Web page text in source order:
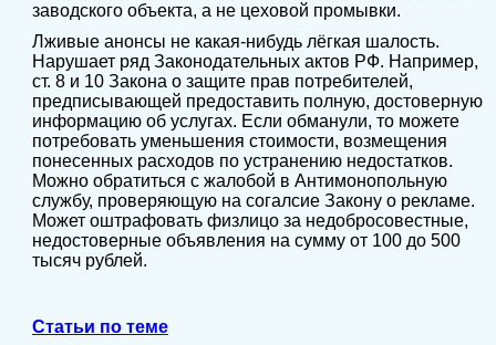
заводского объекта, а не цеховой промывки.
Лживые анонсы не какая-нибудь лёгкая шалость.
Нарушает ряд Законодательных актов РФ. Например,
ст. 8 и 10 Закона о защите прав потребителей,
предписывающей предоставить полную, достоверную
информацию об услугах. Если обманули, то можете
потребовать уменьшения стоимости, возмещения
понесенных расходов по устранению недостатков.
Можно обратиться с жалобой в Антимонопольную
службу, проверяющую на согалсие Закону о рекламе.
Может оштрафовать физлицо за недобросовестные,
недостоверные объявления на сумму от 100 до 500
тысяч рублей.
Статьи по теме